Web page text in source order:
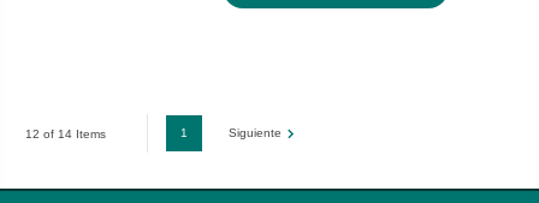
12 of 14 Items 1 Siguiente